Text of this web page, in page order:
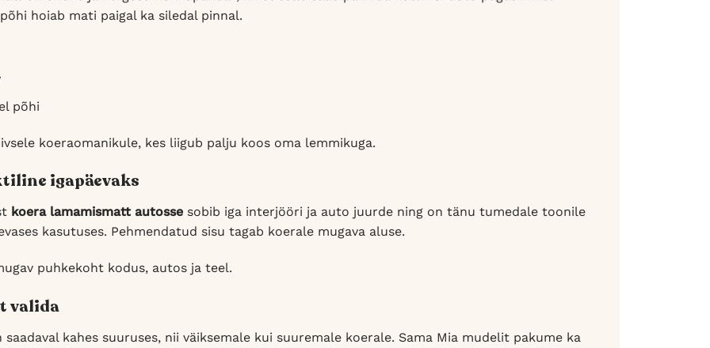
hoiab mati paigal ka siledal pinnal.
põhi
koeraomanikule, kes liigub palju koos oma lemmikuga.
igapäevaks
koera lamamismatt autosse sobib iga interjööri ja auto juurde ning on tänu tumedale toonile
kasutuses. Pehmendatud sisu tagab koerale mugava aluse.
puhkekoht kodus, autos ja teel.
valida
kahes suuruses, nii väiksemale kui suuremale koerale. Sama Mia mudelit pakume ka